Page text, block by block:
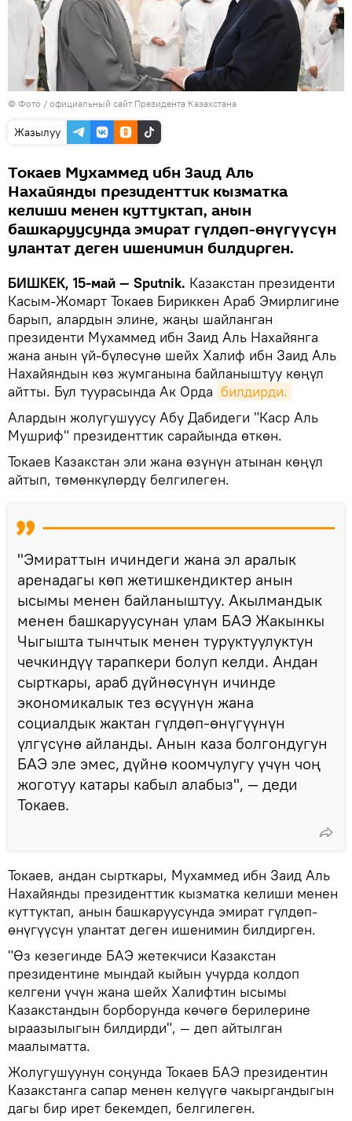
© Фото / официальный сайт Президента Казахстана
Жазылуу
Токаев Мухаммед ибн Заид Аль
Нахайянды президенттик кызматка
келиши менен куттуктап, анын
башкаруусунда эмират гүлдөп-өнүгүүсүн
улантат деген ишенимин билдирген.
БИШКЕК, 15-май — Sputnik. Казакстан президенти
Касым-Жомарт Токаев Бириккен Араб Эмирлигине
барып, алардын элине, жаңы шайланган
президенти Мухаммед ибн Заид Аль Нахайянга
жана анын үй-бүлөсүнө шейх Халиф ибн Заид Аль
Нахайяндын көз жумганына байланыштуу көңүл
айтты. Бул туурасында Ак Орда билдирди.
Алардын жолугушуусу Абу Дабидеги "Каср Аль
Мушриф" президенттик сарайында өткөн.
Токаев Казакстан эли жана өзүнүн атынан көңүл
айтып, төмөнкүлөрдү белгилеген.
"Эмираттын ичиндеги жана эл аралык
аренадагы көп жетишкендиктер анын
ысымы менен байланыштуу. Акылмандык
менен башкаруусунан улам БАЭ Жакынкы
Чыгышта тынчтык менен туруктуулуктун
чечкиндүү тарапкери болуп келди. Андан
сырткары, араб дүйнөсүнүн ичинде
экономикалык тез өсүүнүн жана
социалдык жактан гүлдөп-өнүгүүнүн
үлгүсүнө айланды. Анын каза болгондугун
БАЭ эле эмес, дүйнө коомчулугу үчүн чоң
жоготуу катары кабыл алабыз", — деди
Токаев.
Токаев, андан сырткары, Мухаммед ибн Заид Аль
Нахайянды президенттик кызматка келиши менен
куттуктап, анын башкаруусунда эмират гүлдөп-
өнүгүүсүн улантат деген ишенимин билдирген.
"Өз кезегинде БАЭ жетекчиси Казакстан
президентине мындай кыйын учурда колдоп
келгени үчүн жана шейх Халифтин ысымы
Казакстандын борборунда көчөгө берилерине
ыраазылыгын билдирди", — деп айтылган
маалыматта.
Жолугушуунун соңунда Токаев БАЭ президентин
Казакстанга сапар менен келүүгө чакыргандыгын
дагы бир ирет бекемдеп, белгилеген.